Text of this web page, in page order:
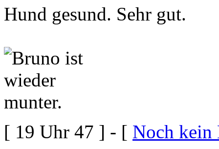
Hund gesund. Sehr gut.
[ 19 Uhr 47 ] - [ Noch kein